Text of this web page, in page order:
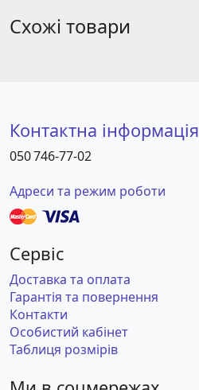
Схожі товари
Контактна інформація
050 746-77-02
Адреси та режим роботи
Сервіс
Доставка та оплата
Гарантія та повернення
Контакти
Особистий кабінет
Таблиця розмірів